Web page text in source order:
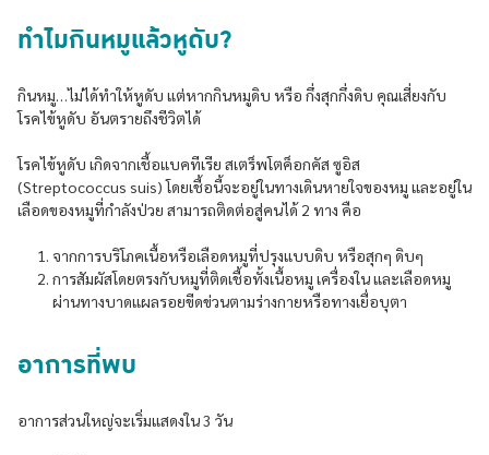
ทำไมกินหมูแล้วหูดับ?
กินหมู…ไม่ได้ทำให้หูดับ แต่หากกินหมูดิบ หรือ กึ่งสุกกึ่งดิบ คุณเสี่ยงกับ
โรคไข้หูดับ อันตรายถึงชีวิตได้
โรคไข้หูดับ เกิดจากเชื้อแบคทีเรีย สเตร็พโตค็อกคัส ซูอิส
(Streptococcus suis) โดยเชื้อนี้จะอยู่ในทางเดินหายใจของหมู และอยู่ใน
เลือดของหมูที่กำลังป่วย สามารถติดต่อสู่คนได้ 2 ทาง คือ
จากการบริโภคเนื้อหรือเลือดหมูที่ปรุงแบบดิบ หรือสุกๆ ดิบๆ
การสัมผัสโดยตรงกับหมูที่ติดเชื้อทั้งเนื้อหมู เครื่องใน และเลือดหมู
ผ่านทางบาดแผลรอยขีดข่วนตามร่างกายหรือทางเยื่อบุตา
อาการที่พบ
อาการส่วนใหญ่จะเริ่มแสดงใน 3 วัน